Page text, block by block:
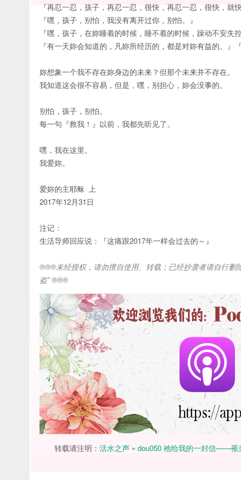
『再忍一忍，孩子，再忍一忍，很快，再忍一忍，很快，就
『嘿，孩子，别怕，我没有离开过你，别怕。』
『嘿，孩子，在妳睡着的时候，睡不着的时候，躁动不安失
『有一天妳会知道的，凡妳所经历的，都是对妳有益的。』
妳想象一个我不存在妳身边的未来？但那个未来并不存在。
我知道这会很不容易，但是，嘿，别担心，妳会没事的。
别怕，孩子，别怕。
每一句『救我！』以前，我都先听见了。
嘿，我在这里。
我爱妳。
爱妳的主耶稣 上
2017年12月31日
注记：
生活导师回应说：『这痛跟2017年一样会过去的～』
®®®未经授权，请勿擅自使用、转载；已经抄袭者请自行删
盗” ®®®
转载请注明： 活水之声 » dou050 祂给我的一封信——罹